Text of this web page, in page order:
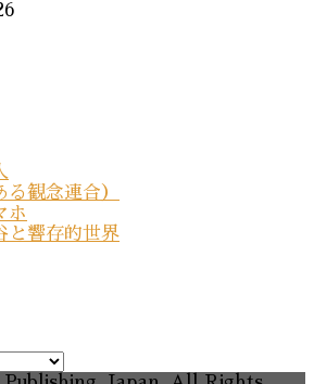
観念連合）
ホ
と響存的世界